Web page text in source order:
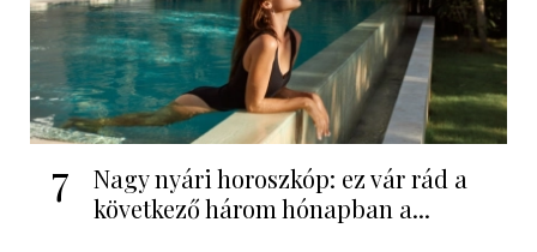
7
Nagy nyári horoszkóp: ez vár rád a
következő három hónapban a...